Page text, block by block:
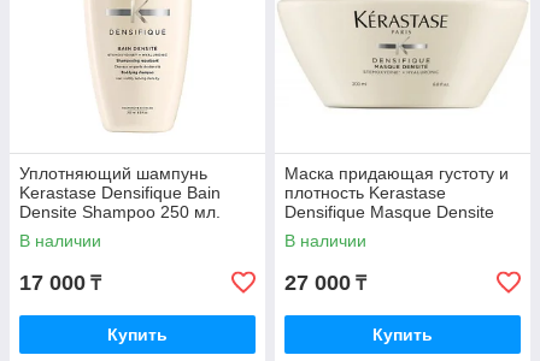
Уплотняющий шампунь
Kerastase Densifique Bain
Densite Shampoo 250 мл.
В наличии
17 000 ₸
Купить
Маска придающая густоту и
плотность Kerastase
Densifique Masque Densite
200 мл.
В наличии
27 000 ₸
Купить